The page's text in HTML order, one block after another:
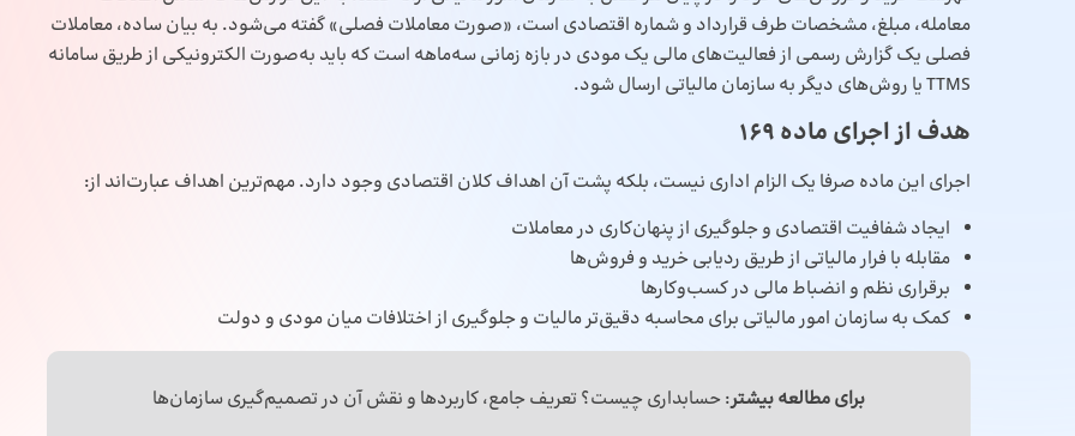
معامله، مبلغ، مشخصات طرف قرارداد و شماره اقتصادی است، «صورت معاملات فصلی» گفته می‌شود. به بیان ساده، معاملات
فصلی یک گزارش رسمی از فعالیت‌های مالی یک مودی در بازه زمانی سه‌ماهه است که باید به‌صورت الکترونیکی از طریق سامانه
TTMS یا روش‌های دیگر به سازمان مالیاتی ارسال شود.
هدف از اجرای ماده ۱۶۹
اجرای این ماده صرفا یک الزام اداری نیست، بلکه پشت آن اهداف کلان اقتصادی وجود دارد. مهم‌ترین اهداف عبارت‌اند از:
ایجاد شفافیت اقتصادی و جلوگیری از پنهان‌کاری در معاملات
مقابله با فرار مالیاتی از طریق ردیابی خرید و فروش‌ها
برقراری نظم و انضباط مالی در کسب‌وکارها
کمک به سازمان امور مالیاتی برای محاسبه دقیق‌تر مالیات و جلوگیری از اختلافات میان مودی و دولت
برای مطالعه بیشتر:حسابداری چیست؟ تعریف جامع، کاربردها و نقش آن در تصمیم‌گیری سازمان‌ها